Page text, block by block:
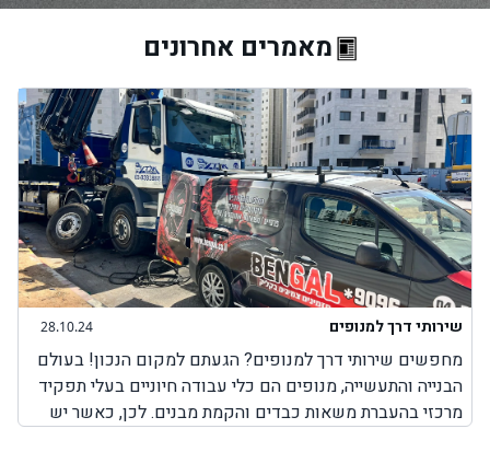
מאמרים אחרונים
28.10.24 שירותי דרך למנופים
מחפשים שירותי דרך למנופים? הגעתם למקום הנכון! בעולם
הבנייה והתעשייה, מנופים הם כלי עבודה חיוניים בעלי תפקיד
מרכזי בהעברת משאות כבדים והקמת מבנים. לכן, כאשר יש